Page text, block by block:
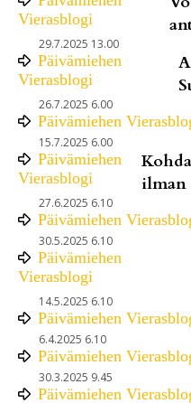
Vierasblogi
29.7.2025 13.00
Päivämiehen
Vierasblogi
26.7.2025 6.00
Päivämiehen
15.7.2025 6.00
Päivämiehen
Vierasblogi
ilman
27.6.2025 6.10
Päivämiehen
30.5.2025 6.10
Päivämiehen
Vierasblogi
14.5.2025 6.10
Päivämiehen
6.4.2025 6.10
Päivämiehen
30.3.2025 9.45
Päivämiehen